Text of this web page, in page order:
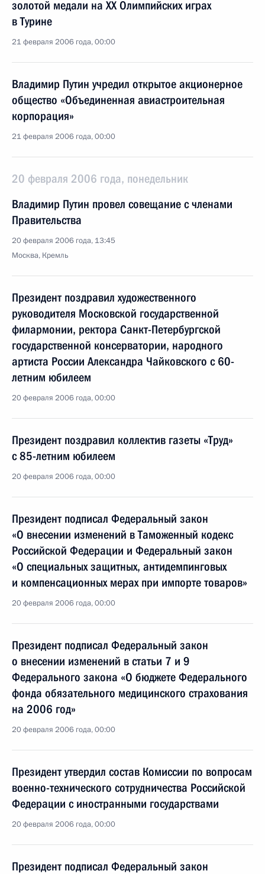
золотой медали на XX Олимпийских играх
в Турине
21 февраля 2006 года, 00:00
Владимир Путин учредил открытое акционерное
общество «Объединенная авиастроительная
корпорация»
21 февраля 2006 года, 00:00
20 февраля 2006 года, понедельник
Владимир Путин провел совещание с членами
Правительства
20 февраля 2006 года, 13:45
Москва, Кремль
Президент поздравил художественного
руководителя Московской государственной
филармонии, ректора Санкт-Петербургской
государственной консерватории, народного
артиста России Александра Чайковского с 60-
летним юбилеем
20 февраля 2006 года, 00:00
Президент поздравил коллектив газеты «Труд»
с 85-летним юбилеем
20 февраля 2006 года, 00:00
Президент подписал Федеральный закон
«О внесении изменений в Таможенный кодекс
Российской Федерации и Федеральный закон
«О специальных защитных, антидемпинговых
и компенсационных мерах при импорте товаров»
20 февраля 2006 года, 00:00
Президент подписал Федеральный закон
о внесении изменений в статьи 7 и 9
Федерального закона «О бюджете Федерального
фонда обязательного медицинского страхования
на 2006 год»
20 февраля 2006 года, 00:00
Президент утвердил состав Комиссии по вопросам
военно-технического сотрудничества Российской
Федерации с иностранными государствами
20 февраля 2006 года, 00:00
Президент подписал Федеральный закон